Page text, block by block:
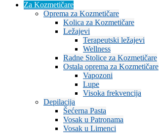
Za Kozmetičare
Oprema za Kozmetičare
Kolica za Kozmetičare
Ležajevi
Terapeutski ležajevi
Wellness
Radne Stolice za Kozmetičare
Ostala oprema za Kozmetičare
Vapozoni
Lupe
Visoka frekvencija
Depilacija
Šećerna Pasta
Vosak u Patronama
Vosak u Limenci